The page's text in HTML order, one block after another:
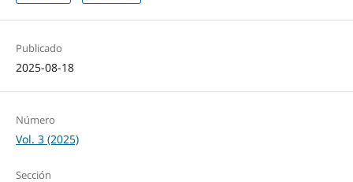
Publicado
2025-08-18
Número
Vol. 3 (2025)
Sección